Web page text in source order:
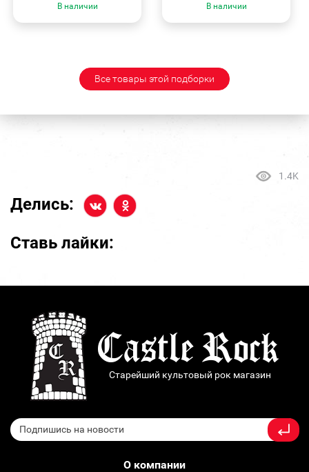
В наличии В наличии
Все товары этой подборки
1.4K
Делись:
Ставь лайки:
Старейший культовый рок магазин
О компании